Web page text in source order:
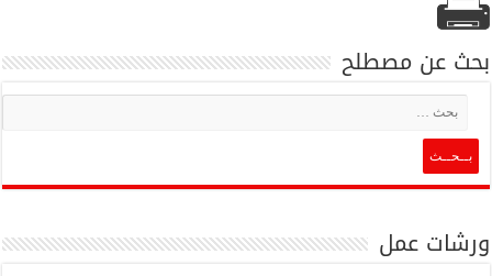
بحث عن مصطلح
ورشات عمل